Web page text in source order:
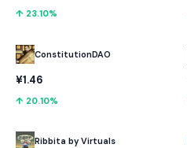
↑ 23.10%
ConstitutionDAO
¥1.46
↑ 20.10%
Ribbita by Virtuals